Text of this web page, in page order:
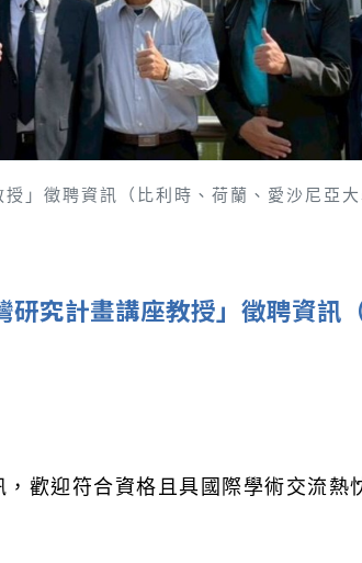
」徵聘資訊（比利時、荷蘭、愛沙尼亞大
研究計畫講座教授」徵聘資訊
歡迎符合資格且具國際學術交流熱